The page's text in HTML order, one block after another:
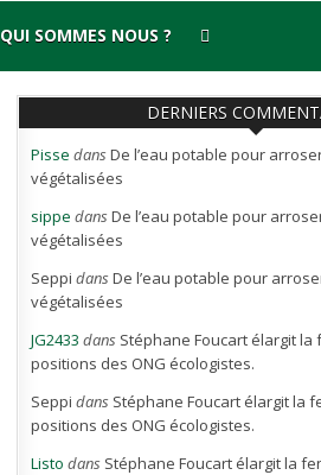
QUI SOMMES NOUS ?
DERNIERS
Pisse dansDe l’eau potable pour
végétalisées
sippe dansDe l’eau potable pour
végétalisées
Seppi dansDe l’eau potable pour
végétalisées
JG2433 dans Stéphane Foucart élargit la
positions des ONG écologistes.
Seppi dans Stéphane Foucart élargit la
positions des ONG écologistes.
Listo dans Stéphane Foucart élargit la